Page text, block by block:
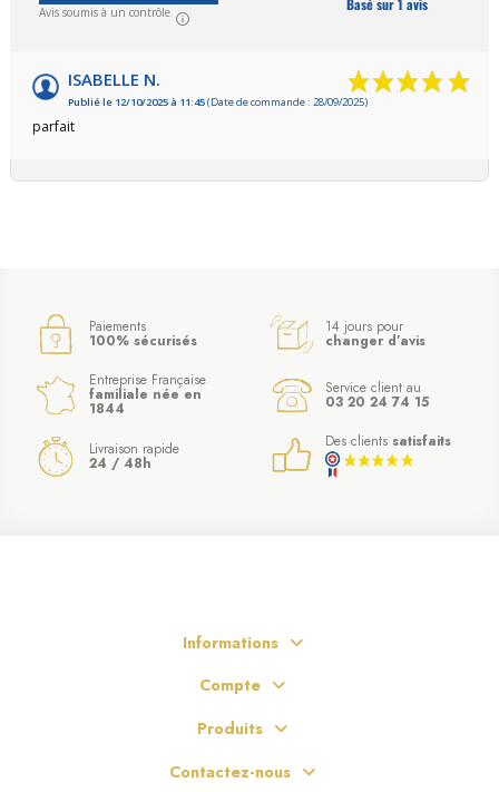
Avis soumis à un contrôle
ISABELLE N.
Publié le 12/10/2025 à 11:45(Date de commande : 28/09/2025)
parfait
Paiements
100% sécurisés
14 jours pour
changer d’avis
Entreprise Française
familiale née en
1844
Service client au
03 20 24 74 15
Livraison rapide
24 / 48h
Des clients satisfaits
Informations
Compte
Produits
Contactez-nous